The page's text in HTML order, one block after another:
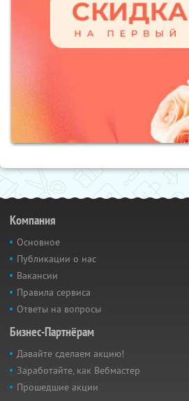
Компания
Основное
Публикации о нас
Вакансии
Правила сервиса
Ответы на вопросы
Бизнес-Партнёрам
Давайте сделаем акцию!
Заработайте, как Вебмастер
Прошедшие акции